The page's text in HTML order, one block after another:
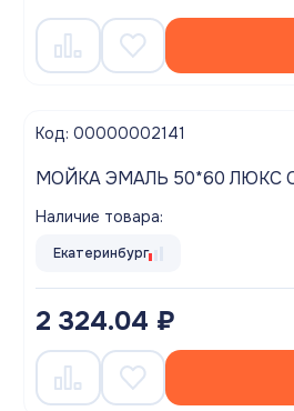
Код: 00000002141
Наличие товара:
Екатеринбург
2 324.04 ₽